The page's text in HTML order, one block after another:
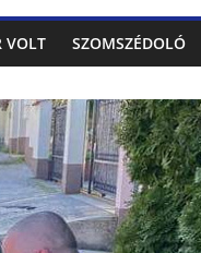
VOLT SZOMSZÉDOLÓ